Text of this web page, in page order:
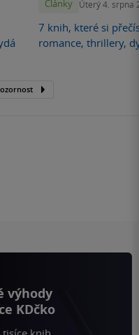
Články Úterý 4. srpna
7 knih, které si
romance, thrillery,
výhody
KDčko